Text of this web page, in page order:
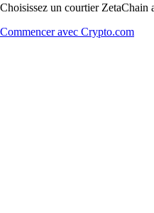
Choisissez un courtier
Commencer avec Crypto.com